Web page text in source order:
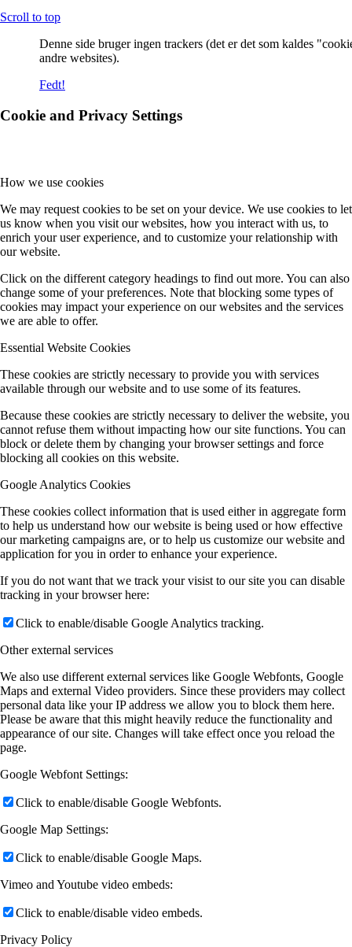
Scroll to top
Denne side bruger ingen trackers (det er det som kaldes
andre websites).
Fedt!
Cookie and Privacy Settings
How we use cookies
We may request cookies to be set on your device. We use cookies to let
us know when you visit our websites, how you interact with us, to
enrich your user experience, and to customize your relationship with
our website.
Click on the different category headings to find out more. You can also
change some of your preferences. Note that blocking some types of
cookies may impact your experience on our websites and the services
we are able to offer.
Essential Website Cookies
These cookies are strictly necessary to provide you with services
available through our website and to use some of its features.
Because these cookies are strictly necessary to deliver the website, you
cannot refuse them without impacting how our site functions. You can
block or delete them by changing your browser settings and force
blocking all cookies on this website.
Google Analytics Cookies
These cookies collect information that is used either in aggregate form
to help us understand how our website is being used or how effective
our marketing campaigns are, or to help us customize our website and
application for you in order to enhance your experience.
If you do not want that we track your visist to our site you can disable
tracking in your browser here:
Click to enable/disable Google Analytics tracking.
Other external services
We also use different external services like Google Webfonts, Google
Maps and external Video providers. Since these providers may collect
personal data like your IP address we allow you to block them here.
Please be aware that this might heavily reduce the functionality and
appearance of our site. Changes will take effect once you reload the
page.
Google Webfont Settings:
Click to enable/disable Google Webfonts.
Google Map Settings:
Click to enable/disable Google Maps.
Vimeo and Youtube video embeds:
Click to enable/disable video embeds.
Privacy Policy